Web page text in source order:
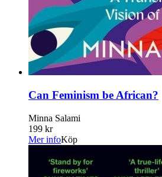
Can Feminism be African?
Minna Salami
199 kr
Mer infoKöp